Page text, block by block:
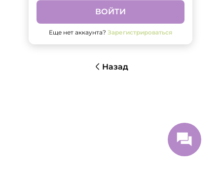
ВОЙТИ
Еще нет аккаунта? Зарегистрироваться
Назад